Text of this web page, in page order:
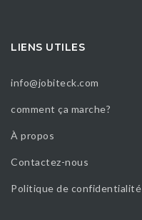
LIENS UTILES
info@jobiteck.com
comment ça marche?
À propos
Contactez-nous
Politique de confidentialité